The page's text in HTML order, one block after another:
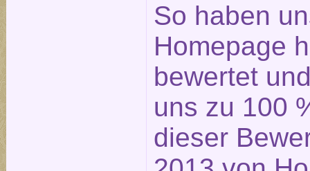
So haben
Homepage
bewertet
uns zu 100
dieser